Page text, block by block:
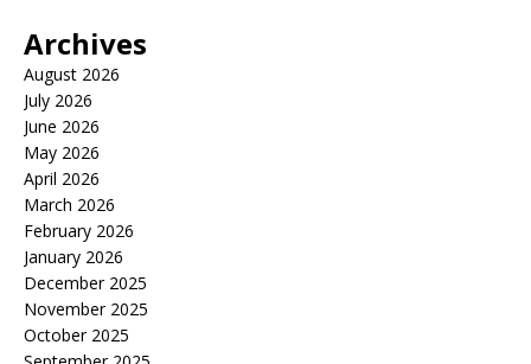
Archives
August 2026
July 2026
June 2026
May 2026
April 2026
March 2026
February 2026
January 2026
December 2025
November 2025
October 2025